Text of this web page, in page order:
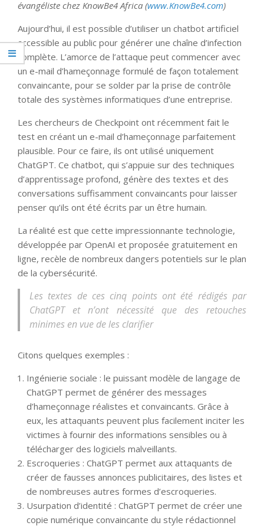
évangéliste chez KnowBe4 Africa (www.KnowBe4.com)
Aujourd’hui, il est possible d’utiliser un chatbot artificiel
accessible au public pour générer une chaîne d’infection
complète. L’amorce de l’attaque peut commencer avec
un e-mail d’hameçonnage formulé de façon totalement
convaincante, pour se solder par la prise de contrôle
totale des systèmes informatiques d’une entreprise.
Les chercheurs de Checkpoint ont récemment fait le
test en créant un e-mail d’hameçonnage parfaitement
plausible. Pour ce faire, ils ont utilisé uniquement
ChatGPT. Ce chatbot, qui s’appuie sur des techniques
d’apprentissage profond, génère des textes et des
conversations suffisamment convaincants pour laisser
penser qu’ils ont été écrits par un être humain.
La réalité est que cette impressionnante technologie,
développée par OpenAI et proposée gratuitement en
ligne, recèle de nombreux dangers potentiels sur le plan
de la cybersécurité.
Les textes de ces cinq points ont été rédigés par
ChatGPT et n’ont nécessité que des retouches
minimes en vue de les clarifier
Citons quelques exemples :
Ingénierie sociale : le puissant modèle de langage de
ChatGPT permet de générer des messages
d’hameçonnage réalistes et convaincants. Grâce à
eux, les attaquants peuvent plus facilement inciter les
victimes à fournir des informations sensibles ou à
télécharger des logiciels malveillants.
Escroqueries : ChatGPT permet aux attaquants de
créer de fausses annonces publicitaires, des listes et
de nombreuses autres formes d’escroqueries.
Usurpation d’identité : ChatGPT permet de créer une
copie numérique convaincante du style rédactionnel